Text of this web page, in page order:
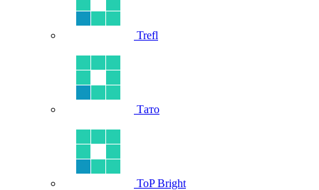
Trefl
Тато
ToP Bright